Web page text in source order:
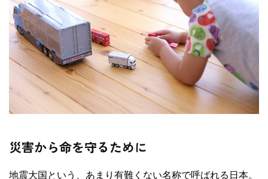
災害から命を守るために
地震大国という、あまり有難くない名称で呼ばれる日本。